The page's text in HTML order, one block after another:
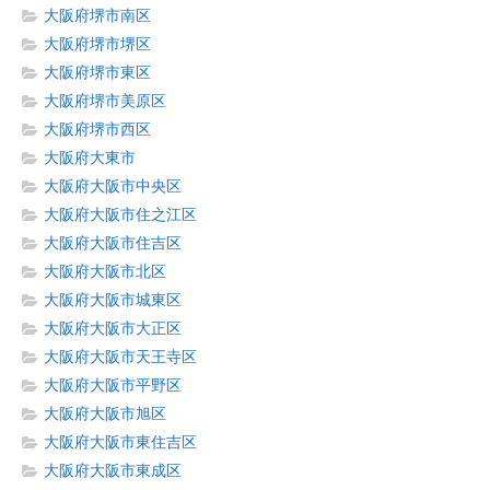
大阪府堺市南区
大阪府堺市堺区
大阪府堺市東区
大阪府堺市美原区
大阪府堺市西区
大阪府大東市
大阪府大阪市中央区
大阪府大阪市住之江区
大阪府大阪市住吉区
大阪府大阪市北区
大阪府大阪市城東区
大阪府大阪市大正区
大阪府大阪市天王寺区
大阪府大阪市平野区
大阪府大阪市旭区
大阪府大阪市東住吉区
大阪府大阪市東成区